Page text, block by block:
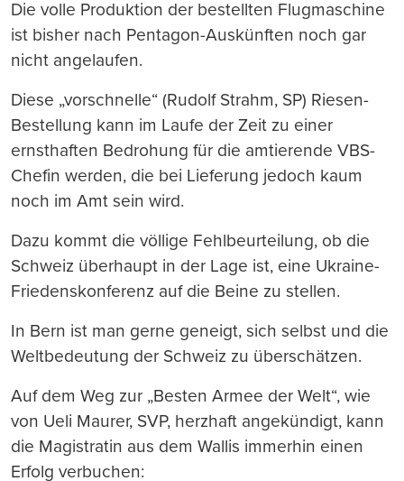
Die volle Produktion der bestellten Flugmaschine
ist bisher nach Pentagon-Auskünften noch gar
nicht angelaufen.
Diese „vorschnelle“ (Rudolf Strahm, SP) Riesen-
Bestellung kann im Laufe der Zeit zu einer
ernsthaften Bedrohung für die amtierende VBS-
Chefin werden, die bei Lieferung jedoch kaum
noch im Amt sein wird.
Dazu kommt die völlige Fehlbeurteilung, ob die
Schweiz überhaupt in der Lage ist, eine Ukraine-
Friedenskonferenz auf die Beine zu stellen.
In Bern ist man gerne geneigt, sich selbst und die
Weltbedeutung der Schweiz zu überschätzen.
Auf dem Weg zur „Besten Armee der Welt“, wie
von Ueli Maurer, SVP, herzhaft angekündigt, kann
die Magistratin aus dem Wallis immerhin einen
Erfolg verbuchen: